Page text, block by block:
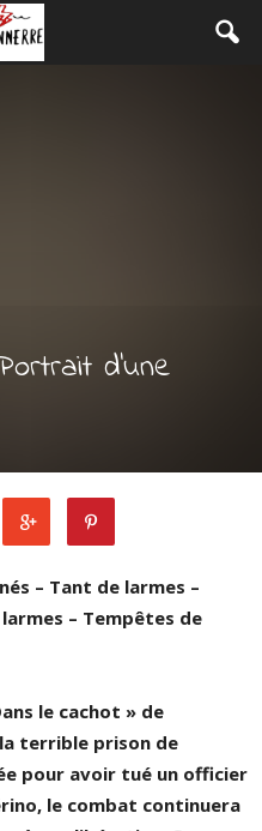
d’une
– Tant de larmes –
– Tempêtes de
le cachot » de
terrible prison de
pour avoir tué un officier
le combat continuera